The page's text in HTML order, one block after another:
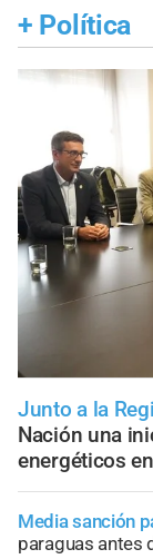
+ Política
Junto a la
Nación una
energéticos
Media sanción
paraguas antes